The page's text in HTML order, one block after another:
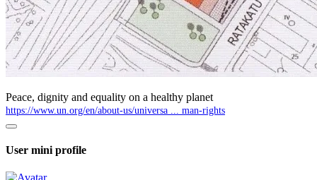
Peace, dignity and equality on a healthy planet
https://www.un.org/en/about-us/universa ... man-rights
User mini profile